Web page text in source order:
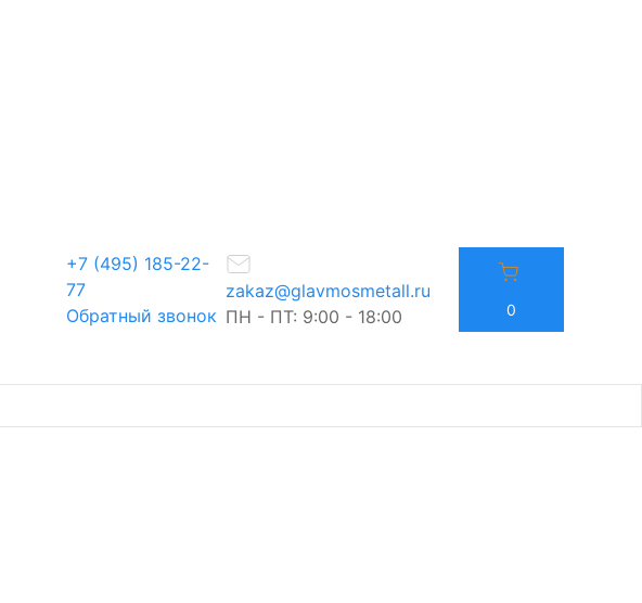
+7 (495) 185-22-
77
Обратный звонок
zakaz@glavmosmetall.ru
ПН - ПТ: 9:00 - 18:00
0